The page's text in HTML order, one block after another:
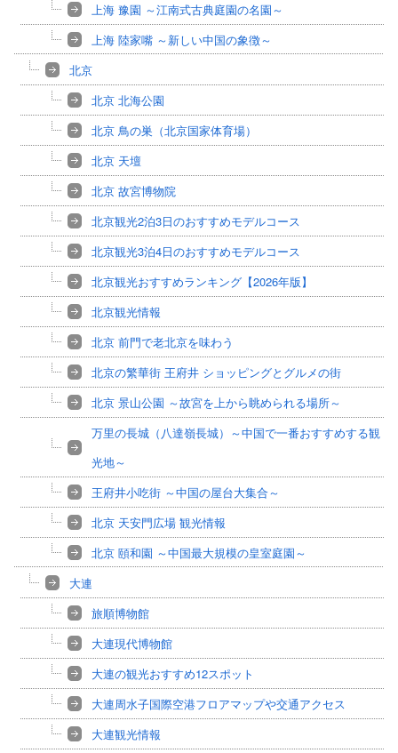
上海 豫園 ～江南式古典庭園の名園～
上海 陸家嘴 ～新しい中国の象徴～
北京
北京 北海公園
北京 鳥の巣（北京国家体育場）
北京 天壇
北京 故宮博物院
北京観光2泊3日のおすすめモデルコース
北京観光3泊4日のおすすめモデルコース
北京観光おすすめランキング【2026年版】
北京観光情報
北京 前門で老北京を味わう
北京の繁華街 王府井 ショッピングとグルメの街
北京 景山公園 ～故宮を上から眺められる場所～
万里の長城（八達嶺長城）～中国で一番おすすめする観
光地～
王府井小吃街 ～中国の屋台大集合～
北京 天安門広場 観光情報
北京 頤和園 ～中国最大規模の皇室庭園～
大連
旅順博物館
大連現代博物館
大連の観光おすすめ12スポット
大連周水子国際空港フロアマップや交通アクセス
大連観光情報